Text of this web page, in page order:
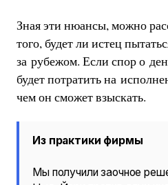
Зная эти нюансы, можно
того, будет ли истец
за рубежом. Если спор о
будет потратить на
чем он сможет взыскать.
Из практики фирмы
Мы получили заочное